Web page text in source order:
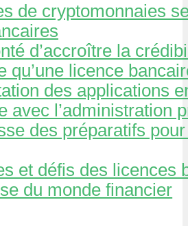
de cryptomonnaies
d’accroître la
qu’une licence
des applications
avec l’administration
des préparatifs
et défis des licences
du monde financier